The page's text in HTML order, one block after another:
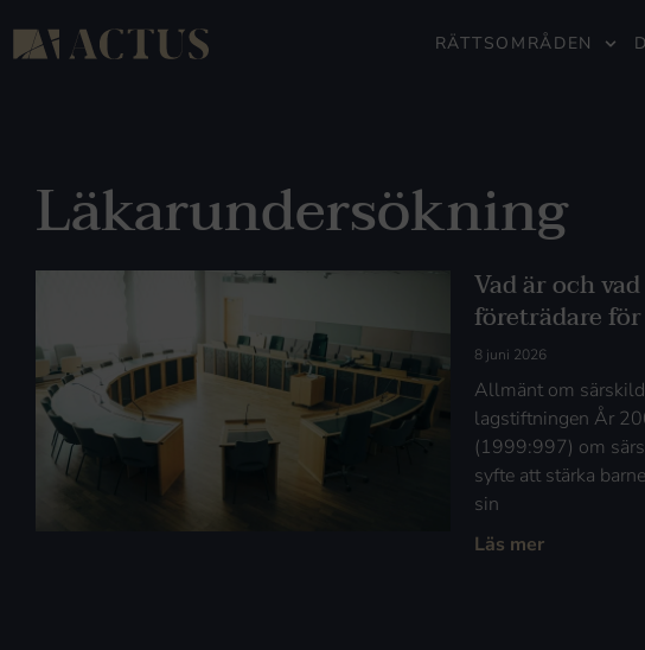
RÄTTSOMRÅDEN
Läkarundersökning
Vad är och
företrädare
8 juni 2026
Allmänt om
lagstiftningen År
(1999:997) om
syfte att stärka
sin
Läs mer